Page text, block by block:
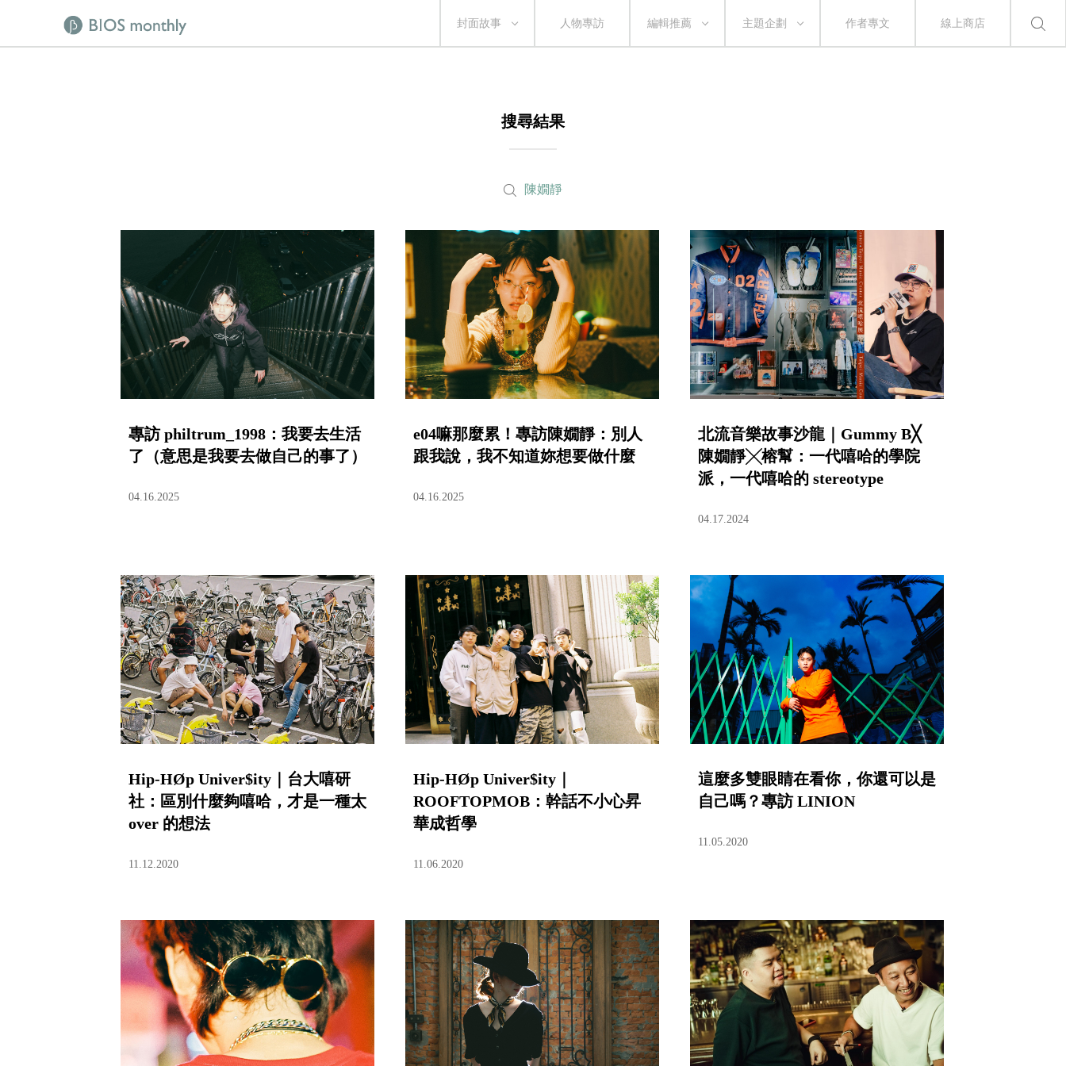
封面故事 人物專訪 編輯推薦 主題企劃 作者專文 線上商店
搜尋結果
陳嫺靜
專訪 philtrum_1998：我要去生活
了（意思是我要去做自己的事了）
04.16.2025
e04嘛那麼累！專訪陳嫺靜：別人
跟我說，我不知道妳想要做什麼
04.16.2025
北流音樂故事沙龍｜Gummy B╳
陳嫺靜╳榕幫：一代嘻哈的學院
派，一代嘻哈的 stereotype
04.17.2024
Hip-HØp Univer$ity｜台大嘻研
社：區別什麼夠嘻哈，才是一種太
over 的想法
11.12.2020
Hip-HØp Univer$ity｜
ROOFTOPMOB：幹話不小心昇
華成哲學
11.06.2020
這麼多雙眼睛在看你，你還可以是
自己嗎？專訪 LINION
11.05.2020